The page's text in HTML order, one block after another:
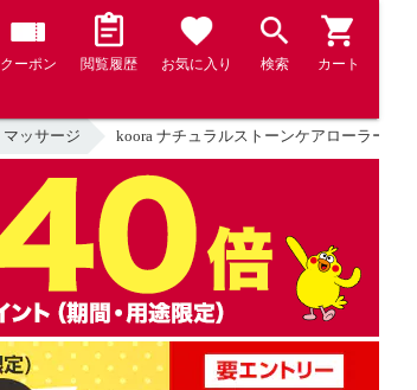
クーポン 閲覧履歴 お気に入り 検索 カート
マッサージ koora ナチュラルストーンケアローラー【